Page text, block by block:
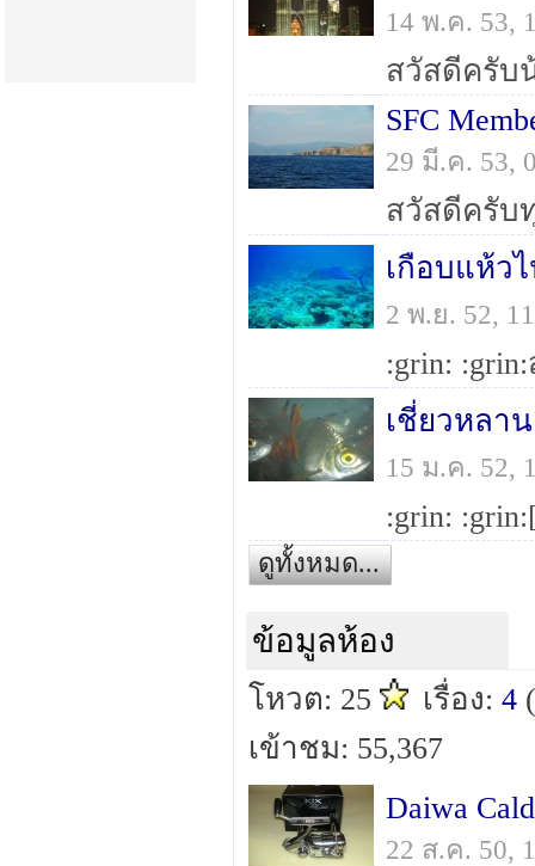
14 พ.ค. 53,
29 มี.ค. 53,
เกือบแห้ว
2 พ.ย. 52,
เชี่ยวหลา
15 ม.ค. 52,
ดูทั้งหมด...
ข้อมูลห้อง
โหวต: 25 เรื่อง:4
เข้าชม: 55,367
Daiwa
22 ส.ค. 50,